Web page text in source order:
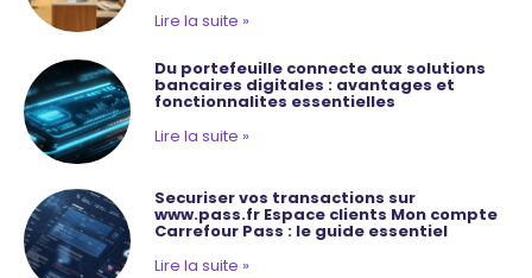
Lire la suite »
Du portefeuille connecte aux solutions
bancaires digitales : avantages et
fonctionnalites essentielles
Lire la suite »
Securiser vos transactions sur
www.pass.fr Espace clients Mon compte
Carrefour Pass : le guide essentiel
Lire la suite »